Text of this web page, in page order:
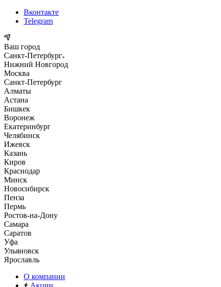
Вконтакте
Telegram
Ваш город
Санкт-Петербург
Нижний Новгород
Москва
Санкт-Петербург
Алматы
Астана
Бишкек
Воронеж
Екатеринбург
Челябинск
Ижевск
Казань
Киров
Краснодар
Минск
Новосибирск
Пенза
Пермь
Ростов-на-Дону
Самара
Саратов
Уфа
Ульяновск
Ярославль
О компании
Акции